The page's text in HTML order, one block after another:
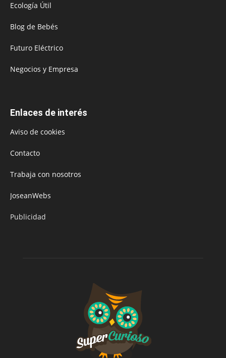
Ecología Útil
Blog de Bebés
Futuro Eléctrico
Negocios y Empresa
Enlaces de interés
Aviso de cookies
Contacto
Trabaja con nosotros
JoseanWebs
Publicidad